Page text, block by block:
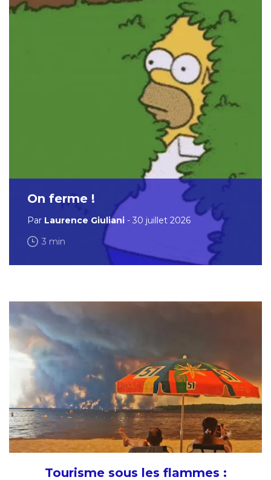
On ferme !
Par Laurence Giuliani - 30 juillet 2026
3 min
Tourisme sous les flammes :